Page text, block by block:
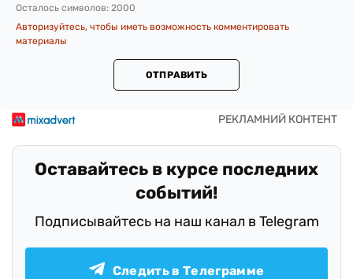
Осталось символов: 2000
Авторизуйтесь, чтобы иметь возможность комментировать
материалы
ОТПРАВИТЬ
Оставайтесь в курсе последних
событий!
Подписывайтесь на наш канал в Telegram
Следить в Телеграмме